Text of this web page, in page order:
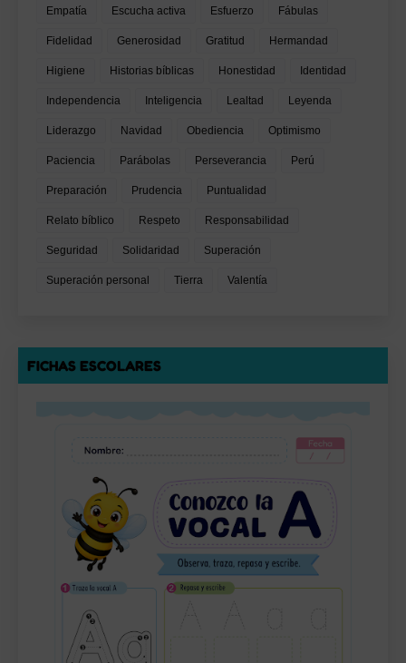
Empatía Escucha activa Esfuerzo Fábulas
Fidelidad Generosidad Gratitud Hermandad
Higiene Historias bíblicas Honestidad Identidad
Independencia Inteligencia Lealtad Leyenda
Liderazgo Navidad Obediencia Optimismo
Paciencia Parábolas Perseverancia Perú
Preparación Prudencia Puntualidad
Relato bíblico Respeto Responsabilidad
Seguridad Solidaridad Superación
Superación personal Tierra Valentía
FICHAS ESCOLARES